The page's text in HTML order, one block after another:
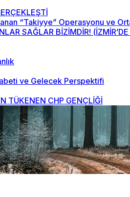
“Takiyye” Operasyonu ve
SAĞLAR BİZİMDİR!
ve Gelecek Perspektifi
TÜKENEN CHP GENÇLİĞİ